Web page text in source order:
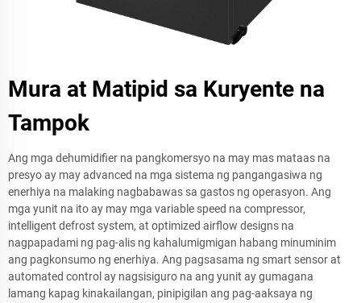
Mura at Matipid sa Kuryente na
Tampok
Ang mga dehumidifier na pangkomersyo na may mas mataas na
presyo ay may advanced na mga sistema ng pangangasiwa ng
enerhiya na malaking nagbabawas sa gastos ng operasyon. Ang
mga yunit na ito ay may mga variable speed na compressor,
intelligent defrost system, at optimized airflow designs na
nagpapadami ng pag-alis ng kahalumigmigan habang minuminim
ang pagkonsumo ng enerhiya. Ang pagsasama ng smart sensor at
automated control ay nagsisiguro na ang yunit ay gumagana
lamang kapag kinakailangan, pinipigilan ang pag-aaksaya ng